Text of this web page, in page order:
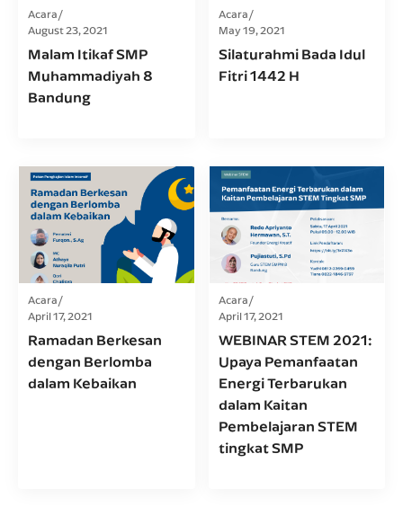
Acara
August 23, 2021
Malam Itikaf SMP
Muhammadiyah 8
Bandung
Acara
May 19, 2021
Silaturahmi Bada Idul
Fitri 1442 H
Acara
April 17, 2021
Ramadan Berkesan
dengan Berlomba
dalam Kebaikan
Acara
April 17, 2021
WEBINAR STEM 2021:
Upaya Pemanfaatan
Energi Terbarukan
dalam Kaitan
Pembelajaran STEM
tingkat SMP